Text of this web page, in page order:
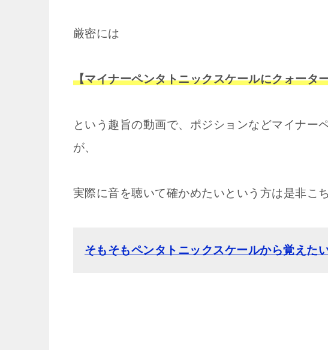
厳密には
【マイナーペンタトニックスケールにクォータ
という趣旨の動画で、ポジションなどマイナー
が、
実際に音を聴いて確かめたいという方は是非こ
そもそもペンタトニックスケールから覚えた